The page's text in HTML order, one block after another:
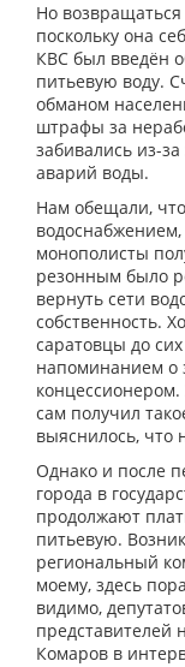
Но
поскольку она
КВС был введён
питьевую воду.
обманом
штрафы за
забивались из-
аварий воды.
Нам обещали,
монополисты
резонным было
вернуть сети
собственность.
саратовцы до
напоминанием о
сам получил
выяснилось, что
Однако и после
города в
продолжают
питьевую.
региональный
моему, здесь
видимо,
представителей
Комаров в